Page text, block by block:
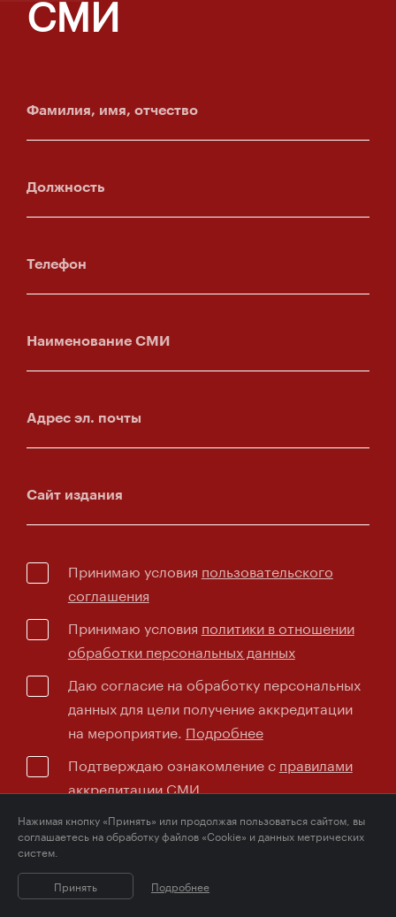
Нажимая кнопку «Принять» или продолжая пользоваться сайтом, вы
соглашаетесь на обработку файлов «Cookie» и данных метрических
систем.
Принять Подробнее
Фамилия, имя, отчество
Должность
Телефон
Наименование СМИ
Адрес эл. почты
Сайт издания
Принимаю условия пользовательского
соглашения
Принимаю условия политики в отношении
обработки персональных данных
Даю согласие на обработку персональных
данных для цели получение аккредитации
на мероприятие. Подробнее
Подтверждаю ознакомление с правилами
аккредитации СМИ
Отправить заявку на